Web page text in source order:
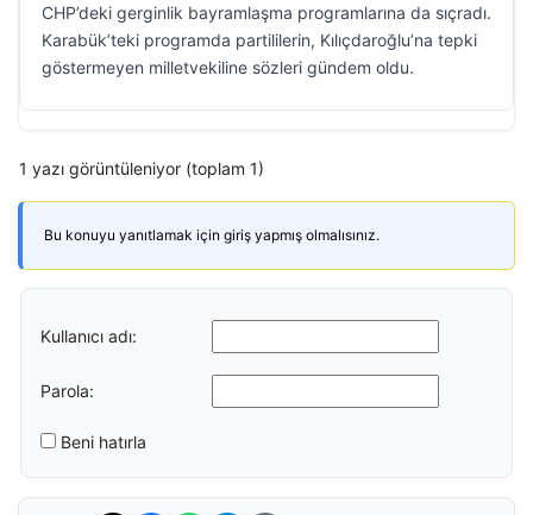
CHP’deki gerginlik bayramlaşma programlarına da sıçradı.
Karabük’teki programda partililerin, Kılıçdaroğlu’na tepki
göstermeyen milletvekiline sözleri gündem oldu.
1 yazı görüntüleniyor (toplam 1)
Bu konuyu yanıtlamak için giriş yapmış olmalısınız.
Kullanıcı adı:
Parola:
Beni hatırla